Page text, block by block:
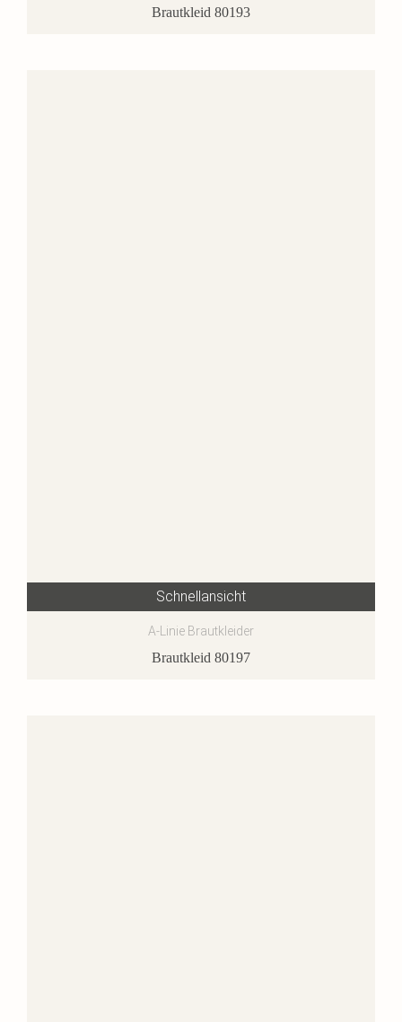
Brautkleid 80193
Schnellansicht
A-Linie Brautkleider
Brautkleid 80197